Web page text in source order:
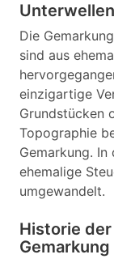
Die
sind aus
einzigartige
Grundstücken
Topographie
Gemarkung.
ehemalige
umgewandelt.
Historie
Gemarkung